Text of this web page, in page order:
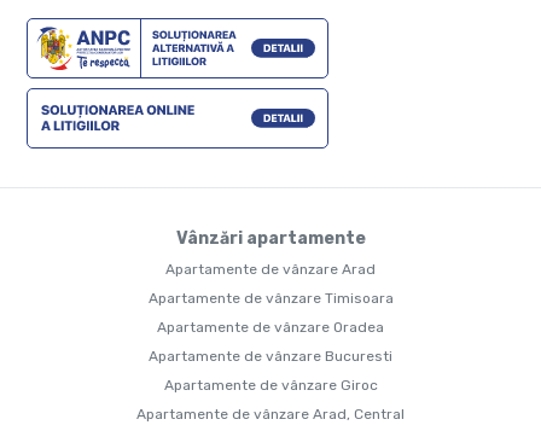
Vânzări apartamente
Apartamente de vânzare Arad
Apartamente de vânzare Timisoara
Apartamente de vânzare Oradea
Apartamente de vânzare Bucuresti
Apartamente de vânzare Giroc
Apartamente de vânzare Arad, Central